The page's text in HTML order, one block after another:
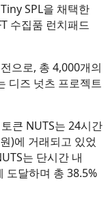
SPL을 채택한
수집품 런치패드
으로, 총 4,000개의
디즈 넛츠 프로젝트
큰 NUTS는 24시간
)에 거래되고 있었
는 단시간 내
도달하며 총 38.5%